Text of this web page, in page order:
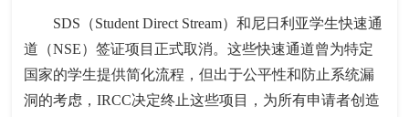
SDS（Student Direct Stream）和尼日利亚学生快速通
道（NSE）签证项目正式取消。这些快速通道曾为特定
国家的学生提供简化流程，但出于公平性和防止系统漏
洞的考虑，IRCC决定终止这些项目，为所有申请者创造